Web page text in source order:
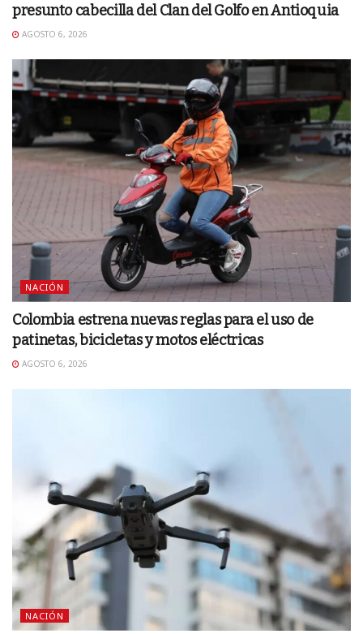
presunto cabecilla del Clan del Golfo en Antioquia
AGOSTO 6, 2026
NACIÓN
Colombia estrena nuevas reglas para el uso de
patinetas, bicicletas y motos eléctricas
AGOSTO 6, 2026
NACIÓN